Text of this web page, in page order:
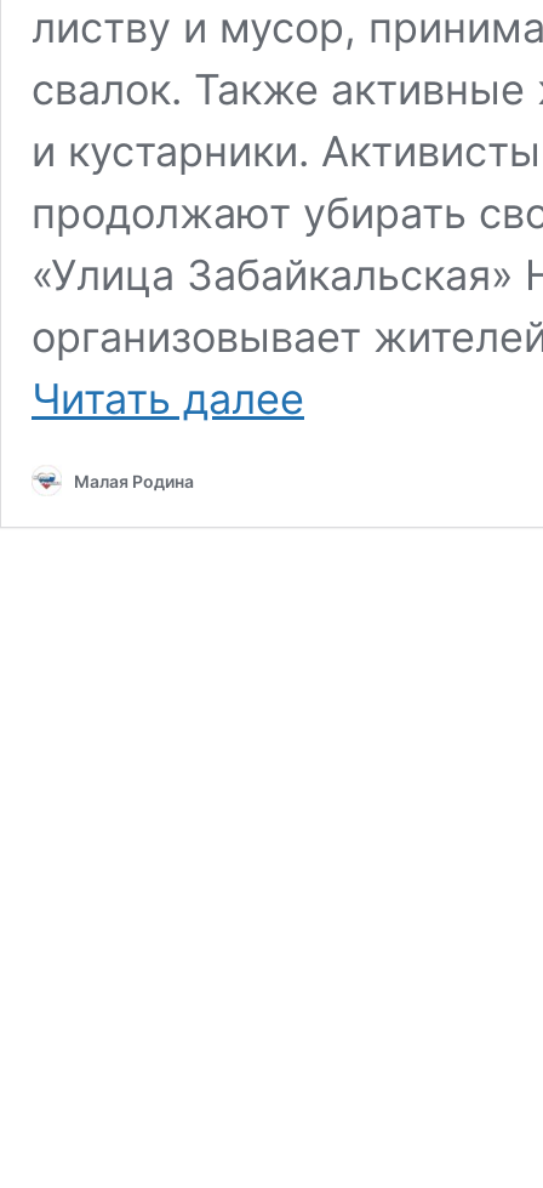
листву и мусор,
свалок. Также
и кустарники.
продолжают убирать
«Улица
организовывает
Читать далее
Малая Родина